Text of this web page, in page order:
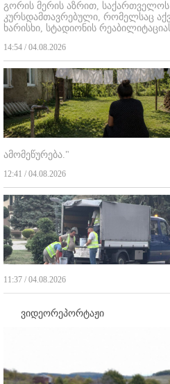
გორის მერის აზრით, საქართველოს
კურსდამთავრებული, რომელსაც
ხარისხი, სტადიონის
14:54 / 04.08.2026
ამომეწურება."
12:41 / 04.08.2026
11:37 / 04.08.2026
ვიდეორეპორტაჟი